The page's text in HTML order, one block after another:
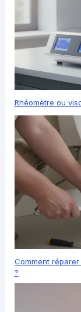
Rhéomètre ou
Comment
?